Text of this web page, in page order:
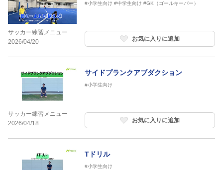
サッカー練習メニュー
2026/04/20
#小学生向け #中学生向け #GK（ゴールキーパー）
お気に入りに追加
サッカー練習メニュー
2026/04/18
サイドプランクアブダクション
#小学生向け
お気に入りに追加
Tドリル
#小学生向け